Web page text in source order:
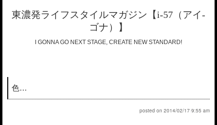
WRITERS
i-57ライターズ
東濃発ライフスタイルマガジン【i-57（アイ-
ゴナ）】
I GONNA GO NEXT STAGE, CREATE NEW STANDARD!
色…
posted on 2014/02/17 9:55 am